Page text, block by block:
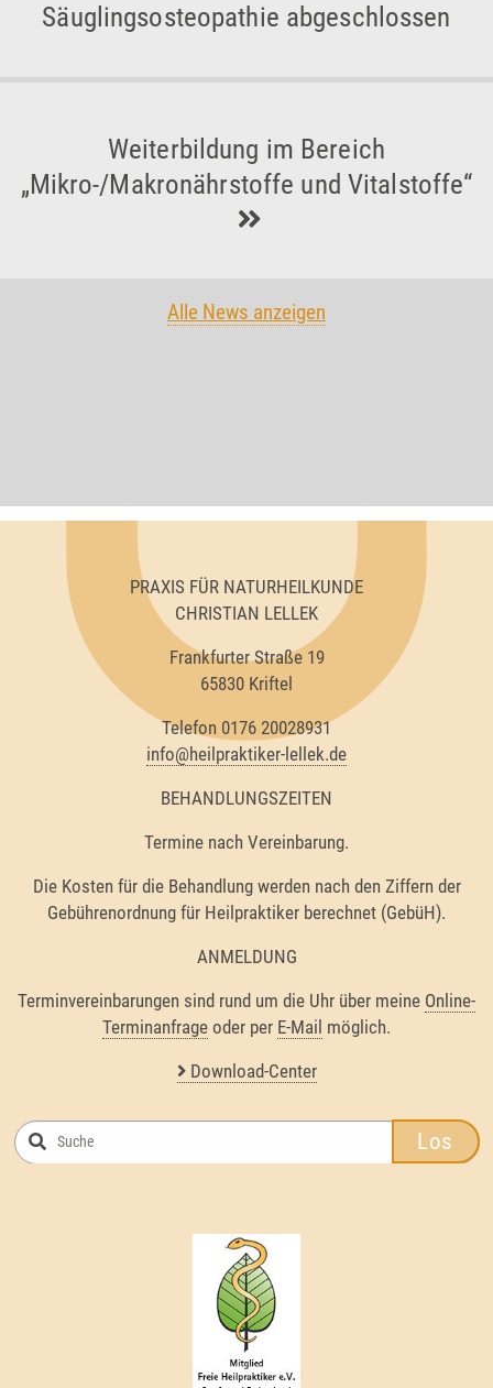
Säuglingsosteopathie abgeschlossen
Weiterbildung im Bereich
„Mikro-/Makronährstoffe und Vitalstoffe“
Alle News anzeigen
PRAXIS FÜR NATURHEILKUNDE
CHRISTIAN LELLEK
Frankfurter Straße 19
65830 Kriftel
Telefon 0176 20028931
info@heilpraktiker-lellek.de
BEHANDLUNGSZEITEN
Termine nach Vereinbarung.
Die Kosten für die Behandlung werden nach den Ziffern der
Gebührenordnung für Heilpraktiker berechnet (GebüH).
ANMELDUNG
Terminvereinbarungen sind rund um die Uhr über meine Online-
Terminanfrage oder per E-Mail möglich.
Download-Center
Los